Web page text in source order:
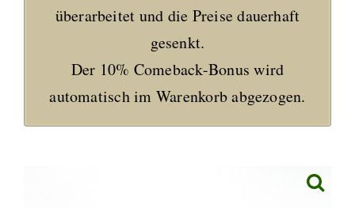
überarbeitet und die Preise dauerhaft
gesenkt.
Der 10% Comeback-Bonus wird
automatisch im Warenkorb abgezogen.